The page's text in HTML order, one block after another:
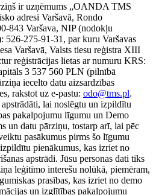
ir uzņēmums „OANDA TMS
adresi Varšavā, Rondo
843 Varšava, NIP (nodokļu
526-275-91-31, par kuru Varšavas
Varšavā, Valsts tiesu reģistra XIII
reģistrācijas lietas ar numuru KRS:
3 537 560 PLN (pilnībā
iecelto datu aizsardzības
rakstot uz e-pastu: odo@tms.pl.
lai noslēgtu un izpildītu
pakalpojumu līgumu un Demo
un datu pārziņu, tostarp arī, lai pēc
pasākumus pirms šo līgumu
pienākumus, kas izriet no
apstrādi. Jūsu personas dati tiks
leģitīmo interešu nolūkā, piemēram,
prasības, kas izriet no demo
un izglītības pakalpojumu